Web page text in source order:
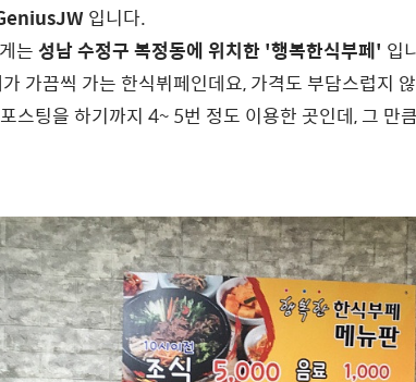
입니다.
는성남 수정구 복정동에 위치한 '행복한식부페' 입
가끔씩 가는 한식뷔페인데요, 가격도 부담스럽지
스팅을 하기까지 4~ 5번 정도 이용한 곳인데, 그 만